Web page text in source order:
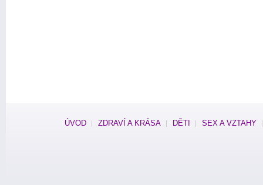
ÚVOD ZDRAVÍ A KRÁSA DĚTI SEX A VZTAHY